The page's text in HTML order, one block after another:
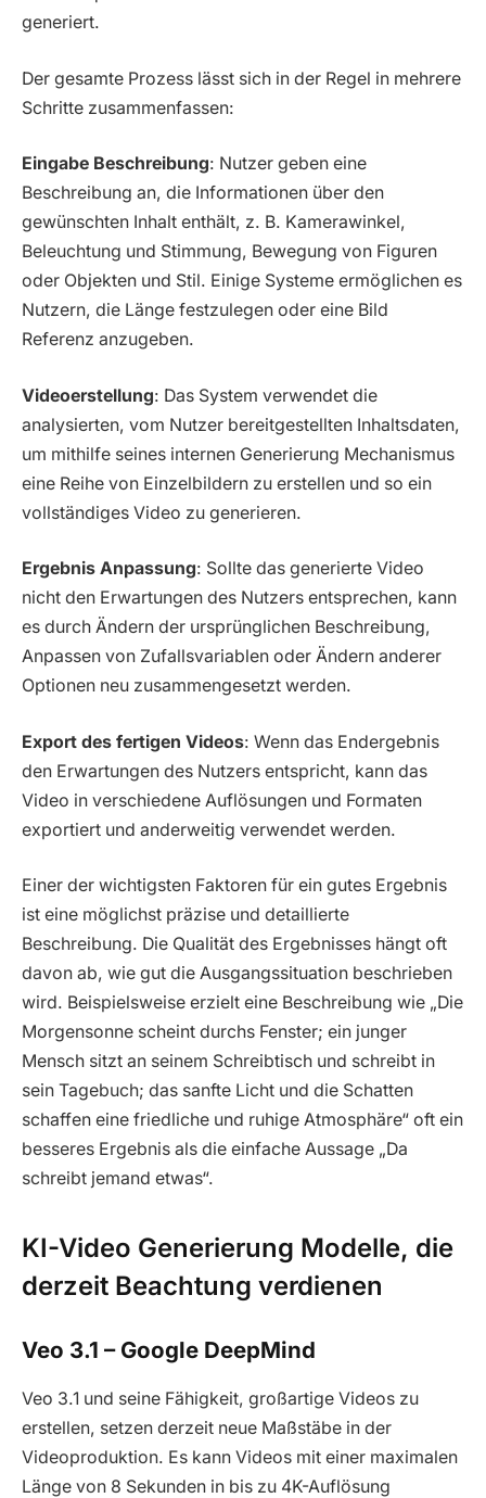
generiert.
Der gesamte Prozess lässt sich in der Regel in mehrere
Schritte zusammenfassen:
Eingabe Beschreibung: Nutzer geben eine
Beschreibung an, die Informationen über den
gewünschten Inhalt enthält, z. B. Kamerawinkel,
Beleuchtung und Stimmung, Bewegung von Figuren
oder Objekten und Stil. Einige Systeme ermöglichen es
Nutzern, die Länge festzulegen oder eine Bild
Referenz anzugeben.
Videoerstellung: Das System verwendet die
analysierten, vom Nutzer bereitgestellten Inhaltsdaten,
um mithilfe seines internen Generierung Mechanismus
eine Reihe von Einzelbildern zu erstellen und so ein
vollständiges Video zu generieren.
Ergebnis Anpassung: Sollte das generierte Video
nicht den Erwartungen des Nutzers entsprechen, kann
es durch Ändern der ursprünglichen Beschreibung,
Anpassen von Zufallsvariablen oder Ändern anderer
Optionen neu zusammengesetzt werden.
Export des fertigen Videos: Wenn das Endergebnis
den Erwartungen des Nutzers entspricht, kann das
Video in verschiedene Auflösungen und Formaten
exportiert und anderweitig verwendet werden.
Einer der wichtigsten Faktoren für ein gutes Ergebnis
ist eine möglichst präzise und detaillierte
Beschreibung. Die Qualität des Ergebnisses hängt oft
davon ab, wie gut die Ausgangssituation beschrieben
wird. Beispielsweise erzielt eine Beschreibung wie „Die
Morgensonne scheint durchs Fenster; ein junger
Mensch sitzt an seinem Schreibtisch und schreibt in
sein Tagebuch; das sanfte Licht und die Schatten
schaffen eine friedliche und ruhige Atmosphäre“ oft ein
besseres Ergebnis als die einfache Aussage „Da
schreibt jemand etwas“.
KI-Video Generierung Modelle, die
derzeit Beachtung verdienen
Veo 3.1 – Google DeepMind
Veo 3.1 und seine Fähigkeit, großartige Videos zu
erstellen, setzen derzeit neue Maßstäbe in der
Videoproduktion. Es kann Videos mit einer maximalen
Länge von 8 Sekunden in bis zu 4K-Auflösung